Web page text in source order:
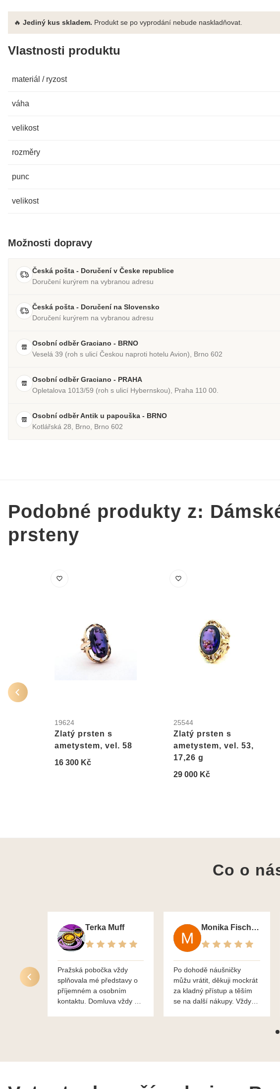
🔥 Jediný kus skladem. Produkt se po vyprodání nebude naskladňovat.
Vlastnosti produktu
materiál / ryzost
váha
velikost
rozměry
punc
velikost
Možnosti dopravy
Česká pošta - Doručení v Česke republice
Doručení kurýrem na vybranou adresu
Česká pošta - Doručení na Slovensko
Doručení kurýrem na vybranou adresu
Osobní odběr Graciano - BRNO
Veselá 39 (roh s ulicí Českou naproti hotelu Avion), Brno 602
Osobní odběr Graciano - PRAHA
Opletalova 1013/59 (roh s ulicí Hybernskou), Praha 110 00.
Osobní odběr Antik u papouška - BRNO
Kotlářská 28, Brno, Brno 602
Podobné produkty z:
prsteny
19624
Zlatý prsten s
ametystem, vel. 58
16 300 Kč
25544
Zlatý prsten s
ametystem, vel. 53,
17,26 g
29 000 Kč
Co o
Terka Muff
Pražská pobočka vždy
splňovala mé představy o
příjemném a osobním
kontaktu. Domluva vždy na
Moc děkuji a doporučuji se
jak už bylo napsáno - na
Monika Fischerova
Po dohodě náušničky
můžu vrátit, děkuji mockrát
za kladný přístup a těším
se na další nákupy. Vždy